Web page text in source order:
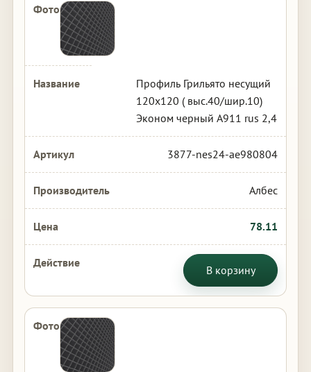
Профиль Грильято несущий
120х120 ( выс.40/шир.10)
Эконом черный А911 rus 2,4
3877-nes24-ae980804
Албес
78.11
В корзину